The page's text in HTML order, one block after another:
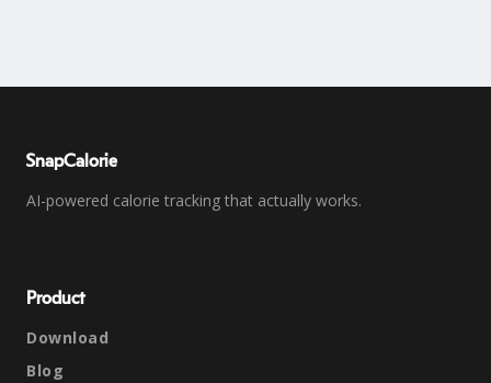
SnapCalorie
AI-powered calorie tracking that actually works.
Product
Download
Blog